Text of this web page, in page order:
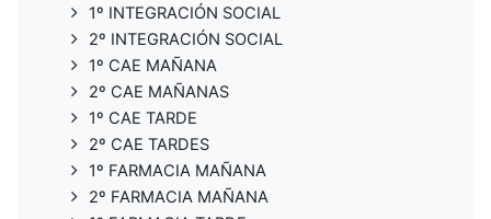
1º INTEGRACIÓN SOCIAL
2º INTEGRACIÓN SOCIAL
1º CAE MAÑANA
2º CAE MAÑANAS
1º CAE TARDE
2º CAE TARDES
1º FARMACIA MAÑANA
2º FARMACIA MAÑANA